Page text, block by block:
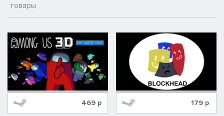
товары
469р 179р